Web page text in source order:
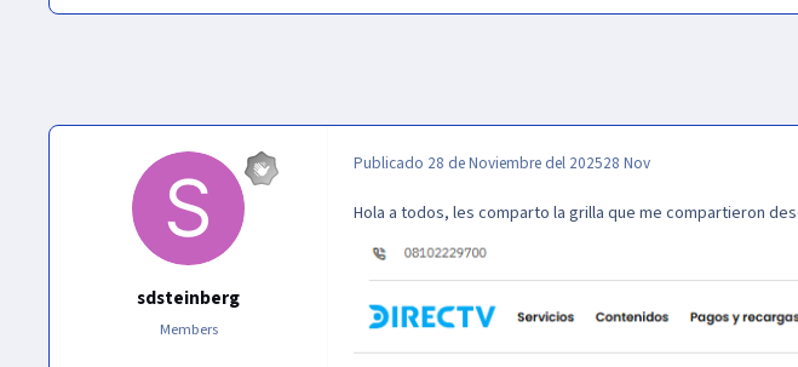
sdsteinberg
Members
Publicado 28 de Noviembre del 202528 Nov
Hola a todos, les comparto la grilla que me compartieron